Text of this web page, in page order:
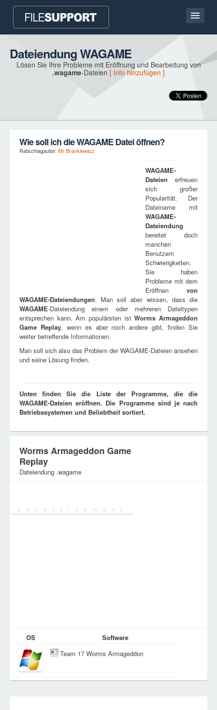
Hauptseite
Kontakt
Dateiendung WAGAME
Lösen Sie Ihre Probleme mit Eröffnung und Bearbeitung von
.wagame-Dateien [ Info hinzufügen ]
Wie soll ich die WAGAME Datei öffnen?
Ratschlagautor: Mr Brankiewicz
WAGAME-
Dateien erfreuen
sich großer
Popularität. Der
Dateiname mit
WAGAME-
Dateiendung
bereitet doch
manchen
Benutzern
Schwierigkeiten.
Sie haben
Probleme mit dem
Eröffnen von
WAGAME-Dateiendungen. Man soll aber wissen, dass die
WAGAME-Dateiendung einem oder mehreren Dateitypen
entsprechen kann. Am populärsten istWorms Armageddon
Game Replay, wenn es aber noch andere gibt, finden Sie
weiter betreffende Informationen.
Man soll sich also das Problem der WAGAME-Dateien ansehen
und seine Lösung finden.
Unten finden Sie die Liste der Programme, die die
WAGAME-Dateien eröffnen. Die Programme sind je nach
Betriebssystemen und Beliebtheit sortiert.
Worms Armageddon Game
Replay
Dateiendung .wagame
OS
Software
Team 17 Worms Armageddon